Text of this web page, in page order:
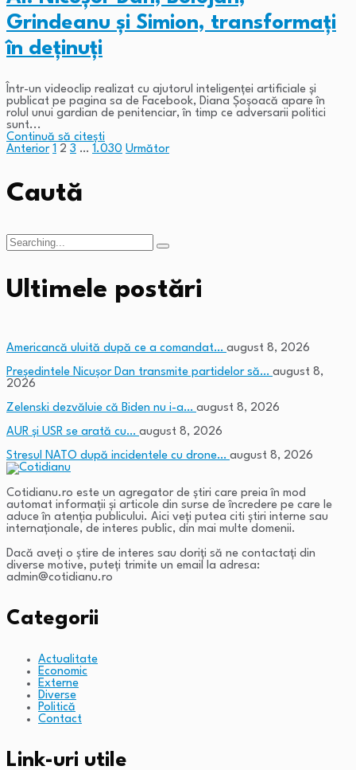
Grindeanu și Simion, transformați
în deținuți
Într-un videoclip realizat cu ajutorul inteligenței artificiale și
publicat pe pagina sa de Facebook, Diana Șoșoacă apare în
rolul unui gardian de penitenciar, în timp ce adversarii politici
sunt...
Continuă să citești
Paginație
articole
Anterior 1 2 3 … 1.030 Următor
Caută
Search
for:
Ultimele postări
Americancă uluită după ce a comandat… august 8, 2026
Președintele Nicușor Dan transmite partidelor să… august 8,
2026
Zelenski dezvăluie că Biden nu i-a… august 8, 2026
AUR și USR se arată cu… august 8, 2026
Stresul NATO după incidentele cu drone… august 8, 2026
Cotidianu.ro este un agregator de ştiri care preia în mod
automat informaţii şi articole din surse de încredere pe care le
aduce în atenţia publicului. Aici veţi putea citi ştiri interne sau
internaţionale, de interes public, din mai multe domenii.
Dacă aveţi o ştire de interes sau doriţi să ne contactaţi din
diverse motive, puteţi trimite un email la adresa:
admin@cotidianu.ro
Categorii
Actualitate
Economic
Externe
Diverse
Politică
Contact
Link-uri utile